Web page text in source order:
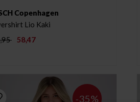
Copenhagen
Lio Kaki
58,47
-35%